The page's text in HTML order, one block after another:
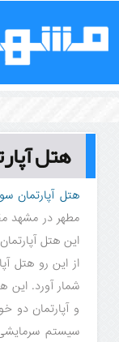
هتل
هتل آپارتمان
مطهر در مشهد
از این رو هتل
شمار آورد. این